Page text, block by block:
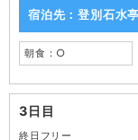
宿泊先：登別石
朝食：○
3日目
終日フリー